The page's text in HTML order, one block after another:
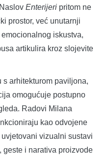
Enterijeri pritom ne
prostor, već unutarnji
iskustva,
artikulira kroz slojevite
s arhitekturom paviljona,
omogućuje postupno
Radovi Milana
kao odvojene
vizualni sustavi
geste i narativa proizvode